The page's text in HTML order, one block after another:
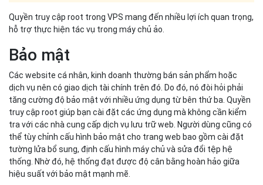
Quyền truy cập root trong VPS mang đến nhiều lợi ích quan trọng,
hỗ trợ thực hiện tác vụ trong máy chủ ảo.
Bảo mật
Các website cá nhân, kinh doanh thường bán sản phẩm hoặc
dịch vụ nên có giao dịch tài chính trên đó. Do đó, nó đòi hỏi phải
tăng cường độ bảo mật với nhiều ứng dụng từ bên thứ ba. Quyền
truy cập root giúp bạn cài đặt các ứng dụng mà không cần kiểm
tra với các nhà cung cấp dịch vụ lưu trữ web. Người dùng cũng có
thể tùy chỉnh cấu hình bảo mật cho trang web bao gồm cài đặt
tường lửa bổ sung, định cấu hình máy chủ và sửa đổi tệp hệ
thống. Nhờ đó, hệ thống đạt được độ cân bằng hoàn hảo giữa
hiệu suất với bảo mật mạnh mẽ.